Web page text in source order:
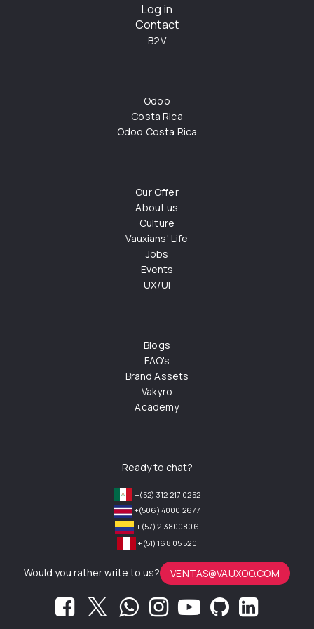
Log in
Contact
B2V
Odoo
Costa Rica
Odoo Costa Rica
Our Offer
About us
Culture
Vauxians' Life
Jobs
Events
UX/UI
Blogs
FAQ's
Brand Assets
Vakyro
Academy
Ready to chat?
+(52) 312 217 0252
+(506) 4000 2677
+(57) 2 3800806
+(51) 168 05 520
Would you rather write to us? VENTAS@VAUXOO.COM